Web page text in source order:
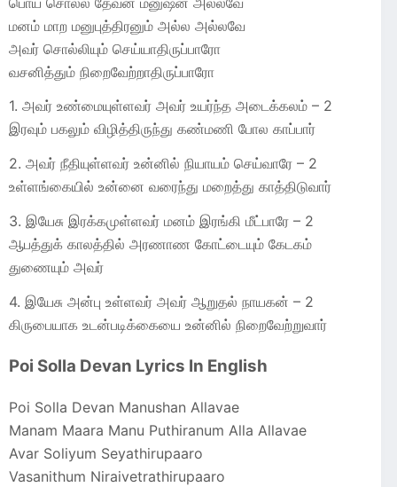
மனம் மாற மனுபுத்திரனும் அல்ல அல்லவே
அவர் சொல்லியும் செய்யாதிருப்பாரோ
வசனித்தும் நிறைவேற்றாதிருப்பாரோ
1. அவர் உண்மையுள்ளவர் அவர் உயர்ந்த அடைக்கலம் – 2
இரவும் பகலும் விழித்திருந்து கண்மணி போல காப்பார்
2. அவர் நீதியுள்ளவர் உன்னில் நியாயம் செய்வாரே – 2
உள்ளங்கையில் உன்னை வரைந்து மறைத்து காத்திடுவார்
3. இயேசு இரக்கமுள்ளவர் மனம் இரங்கி மீட்பாரே – 2
ஆபத்துக் காலத்தில் அரணாண கோட்டையும் கேடகம்
துணையும் அவர்
4. இயேசு அன்பு உள்ளவர் அவர் ஆறுதல் நாயகன் – 2
கிருபையாக உடன்படிக்கையை உன்னில் நிறைவேற்றுவார்
Poi Solla Devan Lyrics In English
Poi Solla Devan Manushan Allavae
Manam Maara Manu Puthiranum Alla Allavae
Avar Soliyum Seyathirupaaro
Vasanithum Niraivetrathirupaaro